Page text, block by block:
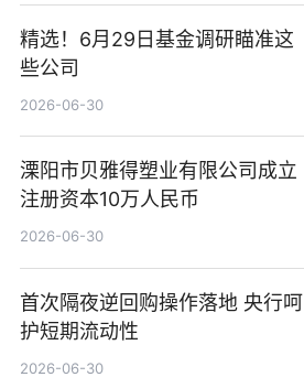
精选！6月29日基金调研瞄准这
些公司
2026-06-30
溧阳市贝雅得塑业有限公司成立
注册资本10万人民币
2026-06-30
首次隔夜逆回购操作落地 央行呵
护短期流动性
2026-06-30